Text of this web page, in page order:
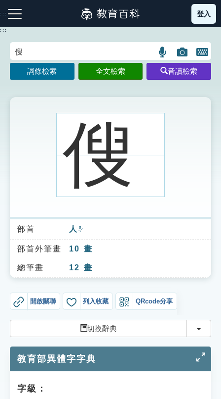
到
主
:::
注音索引圖示 筆畫索引圖示 部首索引表圖示
索引選單
知識索引
單字索引
貓頭鷹博士
登入
:::
語
言
搜
示
圖
片
搜
開
鍵
圖
詞條檢索 全文檢索 音讀檢索
傁
部首 人 ㄖㄣˊ
部首外筆畫 10 畫
總筆畫 12 畫
開啟關聯 列入收藏 QRcode分享
切換辭典 切換
教育部異體字字典
字級：